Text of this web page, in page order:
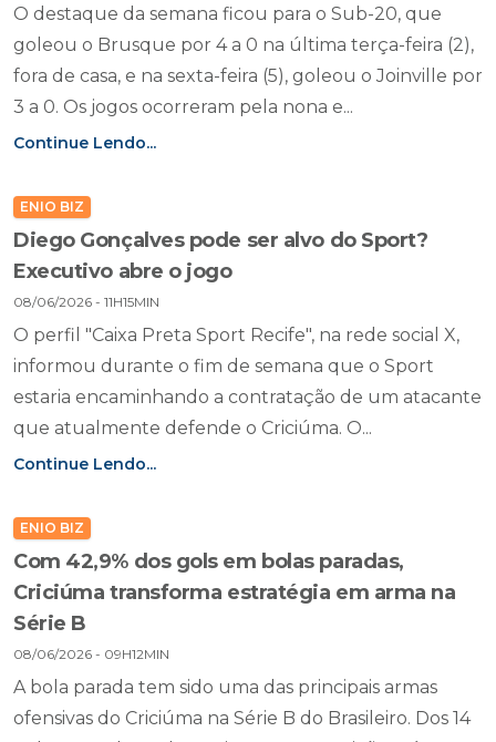
O destaque da semana ficou para o Sub-20, que
goleou o Brusque por 4 a 0 na última terça-feira (2),
fora de casa, e na sexta-feira (5), goleou o Joinville por
3 a 0. Os jogos ocorreram pela nona e...
Continue Lendo...
ENIO BIZ
Diego Gonçalves pode ser alvo do Sport?
Executivo abre o jogo
08/06/2026 - 11H15MIN
O perfil "Caixa Preta Sport Recife", na rede social X,
informou durante o fim de semana que o Sport
estaria encaminhando a contratação de um atacante
que atualmente defende o Criciúma. O...
Continue Lendo...
ENIO BIZ
Com 42,9% dos gols em bolas paradas,
Criciúma transforma estratégia em arma na
Série B
08/06/2026 - 09H12MIN
A bola parada tem sido uma das principais armas
ofensivas do Criciúma na Série B do Brasileiro. Dos 14